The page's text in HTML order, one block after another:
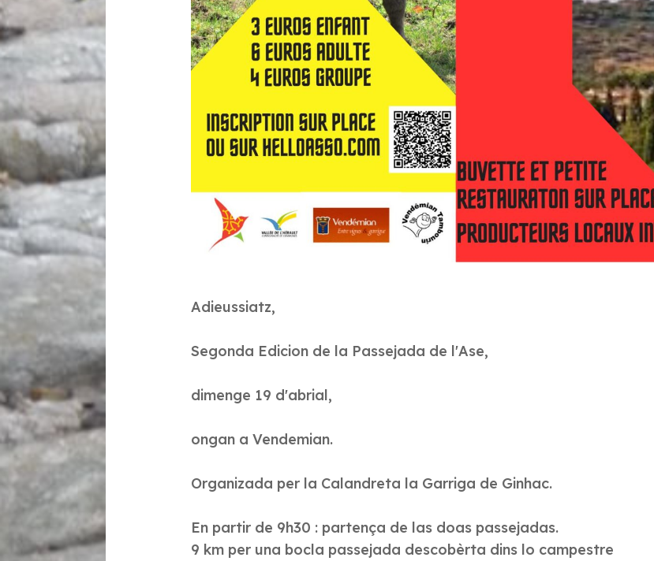
Adieussiatz,
Segonda Edicion de la Passejada de l'Ase,
dimenge 19 d'abrial,
ongan a Vendemian.
Organizada per la Calandreta la Garriga de Ginhac.
En partir de 9h30 : partença de las doas passejadas.
9 km per una bocla passejada descobèrta dins lo campestre